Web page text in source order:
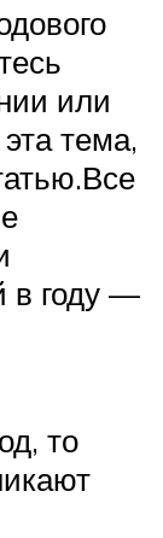
или
тема,
в году —
то